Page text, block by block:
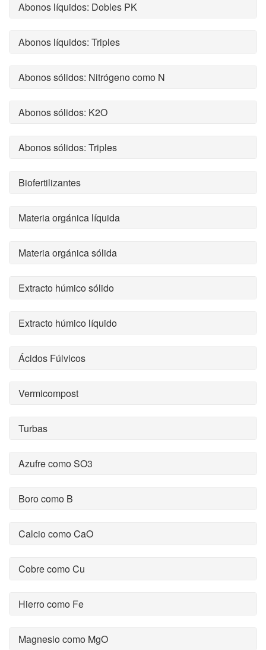
Abonos líquidos: Dobles PK
Abonos líquidos: Triples
Abonos sólidos: Nitrógeno como N
Abonos sólidos: K2O
Abonos sólidos: Triples
Biofertilizantes
Materia orgánica líquida
Materia orgánica sólida
Extracto húmico sólido
Extracto húmico líquido
Ácidos Fúlvicos
Vermicompost
Turbas
Azufre como SO3
Boro como B
Calcio como CaO
Cobre como Cu
Hierro como Fe
Magnesio como MgO